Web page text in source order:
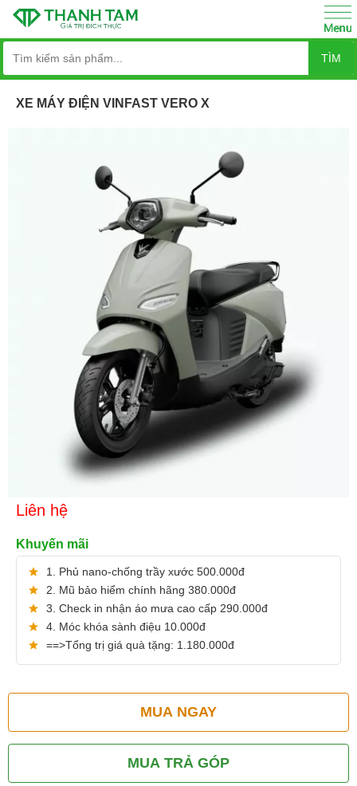
TÌM
XE MÁY ĐIỆN VINFAST VERO X
Liên hệ
Khuyến mãi
1. Phủ nano-chống trầy xước 500.000đ
2. Mũ bảo hiểm chính hãng 380.000đ
3. Check in nhận áo mưa cao cấp 290.000đ
4. Móc khóa sành điệu 10.000đ
==>Tổng trị giá quà tặng: 1.180.000đ
MUA NGAY
MUA TRẢ GÓP